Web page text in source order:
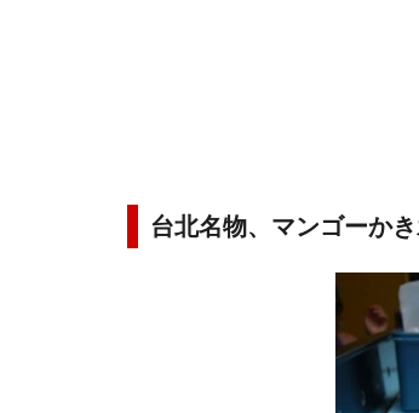
台北名物、マンゴーか